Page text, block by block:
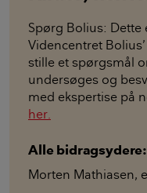
Spørg Bolius: Dette
Videncentret
stille et spørgsmål
undersøges og
med ekspertise på
her.
Alle bidragsydere:
Morten Mathiasen,